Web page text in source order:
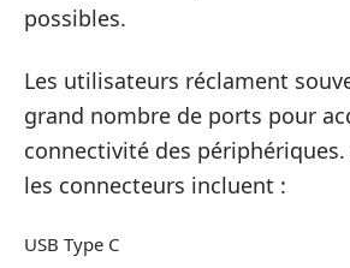
possibles.
Les utilisateurs réclament
grand nombre de ports pour
connectivité des
les connecteurs incluent :
USB Type C